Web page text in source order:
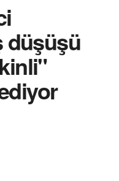
düşüşü